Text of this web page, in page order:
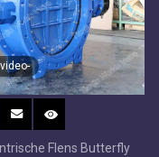
video-
Flens Butterfly